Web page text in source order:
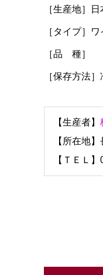
［生産地］
［タイプ］
［品 種］
［保存方法
【生産者】
【所在地
【ＴＥＬ